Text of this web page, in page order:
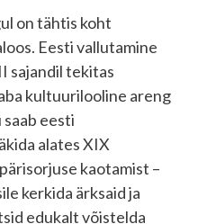
on tähtis koht
Eesti vallutamine
sajandil tekitas
kultuurilooline areng
eesti
alates XIX
kaotamist –
kerkida ärksaid ja
edukalt võistelda